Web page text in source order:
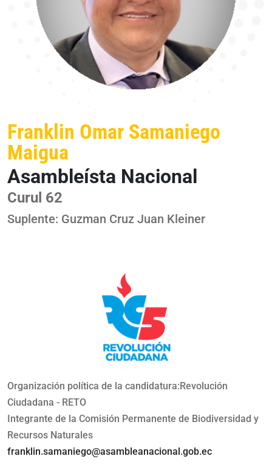
Franklin Omar Samaniego
Maigua
Asambleísta Nacional
Curul 62
Suplente: Guzman Cruz Juan Kleiner
Organización política de la candidatura:Revolución
Ciudadana - RETO
Integrante de la Comisión Permanente de Biodiversidad y
Recursos Naturales
franklin.samaniego@asambleanacional.gob.ec